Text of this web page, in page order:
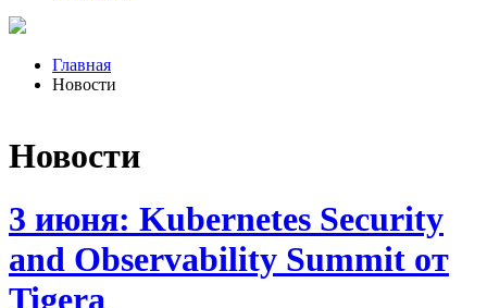
Главная
Новости
Новости
3 июня: Kubernetes Security
and Observability Summit от
Tigera